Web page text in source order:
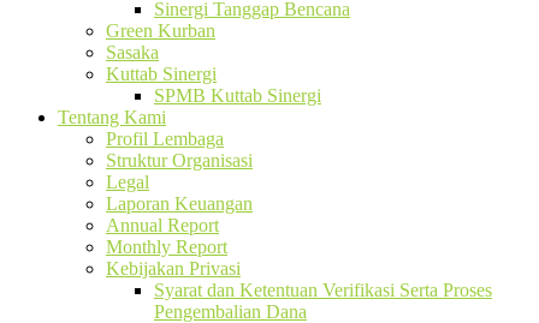
Sinergi Tanggap Bencana
Green Kurban
Sasaka
Kuttab Sinergi
SPMB Kuttab Sinergi
Tentang Kami
Profil Lembaga
Struktur Organisasi
Legal
Laporan Keuangan
Annual Report
Monthly Report
Kebijakan Privasi
Syarat dan Ketentuan Verifikasi Serta Proses
Pengembalian Dana